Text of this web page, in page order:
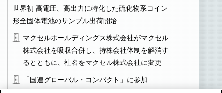
世界初 高電圧、高出力に特化した硫化物系コイン
形全固体電池のサンプル出荷開始
マクセルホールディングス株式会社がマクセル
株式会社を吸収合併し、持株会社体制を解消す
るとともに、社名をマクセル株式会社に変更
「国連グローバル・コンパクト」に参加